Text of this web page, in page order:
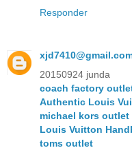
Responder
20150924 junda
coach factory
Authentic Louis
michael kors outlet
Louis Vuitton
toms outlet